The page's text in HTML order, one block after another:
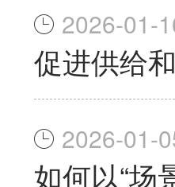
2026-01-
促进供给
2026-01-
如何以“场